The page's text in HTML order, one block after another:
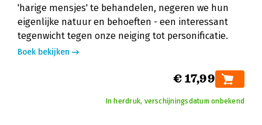
'harige mensjes' te behandelen, negeren we hun
eigenlijke natuur en behoeften - een interessant
tegenwicht tegen onze neiging tot personificatie.
Boek bekijken
€ 17,99
In herdruk, verschijningsdatum onbekend